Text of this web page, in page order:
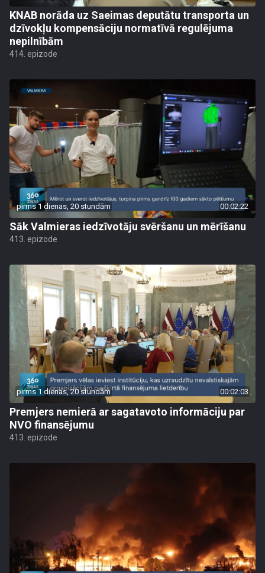
KNAB norāda uz Saeimas deputātu transporta un
dzīvokļu kompensāciju normatīvā regulējuma
nepilnībām
414. epizode
pirms 1 dienas, 20 stundām 00:02:22
Sāk Valmieras iedzīvotāju svēršanu un mērīšanu
413. epizode
pirms 1 dienas, 20 stundām 00:02:03
Premjers nemierā ar sagatavoto informāciju par
NVO finansējumu
413. epizode